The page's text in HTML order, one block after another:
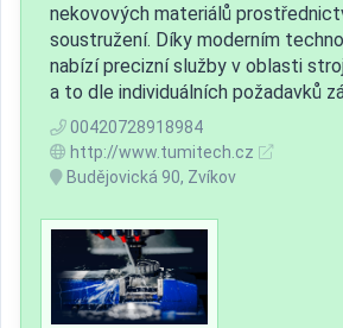
nekovových materiálů
soustružení. Díky moderním
nabízí precizní služby v oblasti
a to dle individuálních požadavků
00420728918984
http://www.tumitech.cz
Budějovická 90, Zvíkov